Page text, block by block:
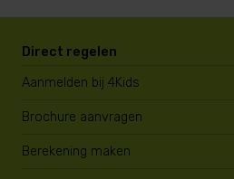
Direct regelen
Aanmelden bij 4Kids
Brochure aanvragen
Berekening maken